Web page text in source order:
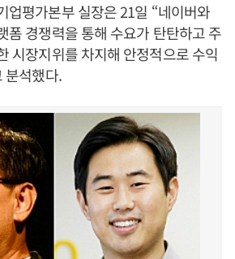
업평가본부 실장은 21일 “네이버와
폼 경쟁력을 통해 수요가 탄탄하고 주
시장지위를 차지해 안정적으로 수익
분석했다.